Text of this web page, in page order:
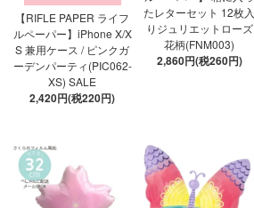
【RIFLE PAPER ライフ
ルペーパー】iPhone X/X
S 兼用ケース / ピンクガ
ーデンパーティ(PIC062-
XS) SALE
2,420円(税220円)
たレターセット 12枚入
りジュリエットローズ
花柄(FNM003)
2,860円(税260円)